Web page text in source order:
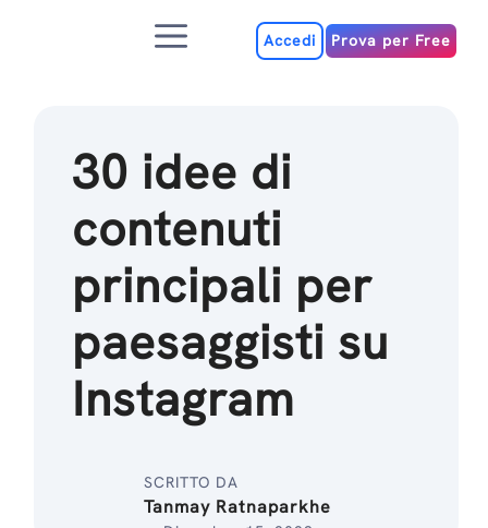
MenuAccedi Prova per Free
30 idee di
contenuti
principali per
paesaggisti su
Instagram
SCRITTO DA
Tanmay Ratnaparkhe